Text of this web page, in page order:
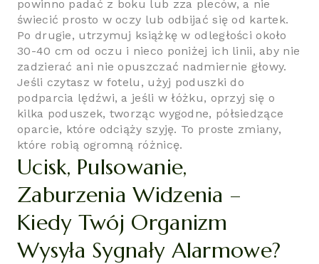
powinno padać z boku lub zza pleców, a nie
świecić prosto w oczy lub odbijać się od kartek.
Po drugie, utrzymuj książkę w odległości około
30-40 cm od oczu i nieco poniżej ich linii, aby nie
zadzierać ani nie opuszczać nadmiernie głowy.
Jeśli czytasz w fotelu, użyj poduszki do
podparcia lędźwi, a jeśli w łóżku, oprzyj się o
kilka poduszek, tworząc wygodne, półsiedzące
oparcie, które odciąży szyję. To proste zmiany,
które robią ogromną różnicę.
Ucisk, Pulsowanie,
Zaburzenia Widzenia –
Kiedy Twój Organizm
Wysyła Sygnały Alarmowe?